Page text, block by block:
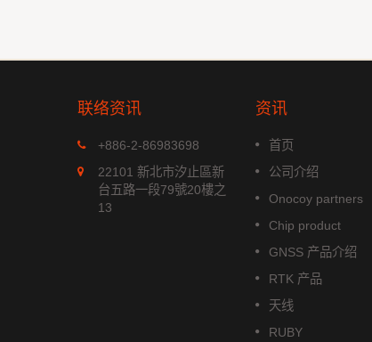
联络资讯
+886-2-86983698
22101 新北市汐止區新
台五路一段79號20樓之
13
资讯
首页
公司介绍
Onocoy partners
Chip product
GNSS 产品介绍
RTK 产品
天线
RUBY
MGS-1513-52Q
MGS-1513-52Q 是一款完整
立多频GNSS 智能天线模组
含嵌入式贴片天线和基于
AG3352Q 平台的GNSS 接